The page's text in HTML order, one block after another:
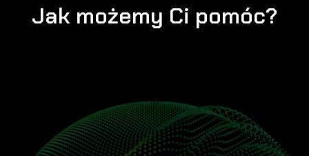
Jak możemy Ci pomóc?